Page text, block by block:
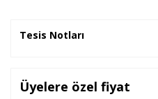
Tesis Notları
Üyelere özel fiyat